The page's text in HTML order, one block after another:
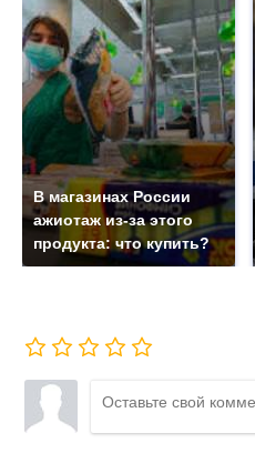
В магазинах России
ажиотаж из-за этого
продукта: что купить?